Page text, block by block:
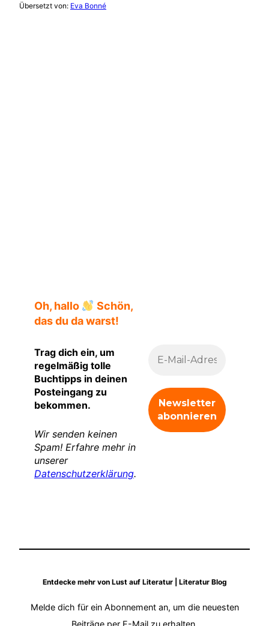
Übersetzt von: Eva Bonné
Oh, hallo
Schön,
das du da warst!
Trag dich ein, um
regelmäßig tolle
Buchtipps in deinen
Posteingang zu
bekommen.
Wir senden keinen
Spam! Erfahre mehr in
unserer
Datenschutzerklärung.
Entdecke mehr von Lust auf Literatur | Literatur Blog
Melde dich für ein Abonnement an, um die neuesten
Beiträge per E-Mail zu erhalten.